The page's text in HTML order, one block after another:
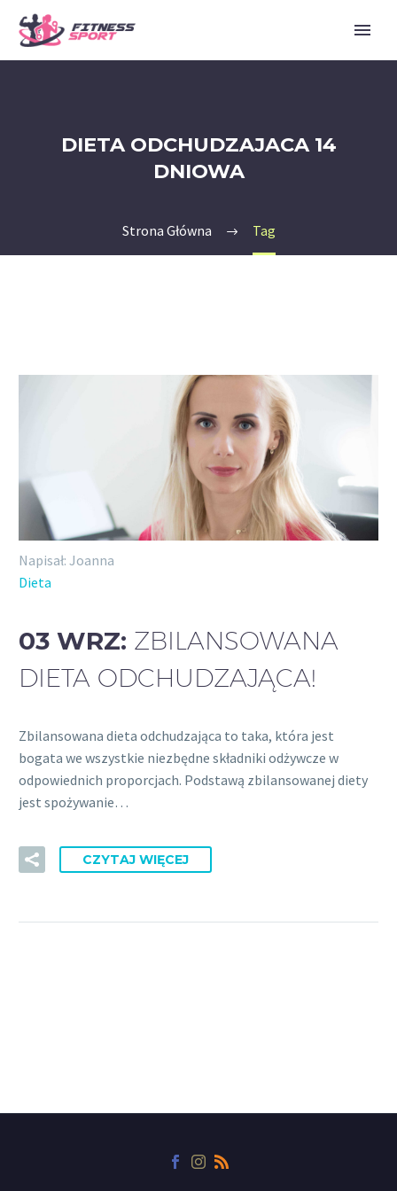
DIETA ODCHUDZAJACA 14
DNIOWA
Strona Główna Tag
Napisał: Joanna
Dieta
03 WRZ: ZBILANSOWANA
DIETA ODCHUDZAJĄCA!
Zbilansowana dieta odchudzająca to taka, która jest
bogata we wszystkie niezbędne składniki odżywcze w
odpowiednich proporcjach. Podstawą zbilansowanej diety
jest spożywanie…
CZYTAJ WIĘCEJ